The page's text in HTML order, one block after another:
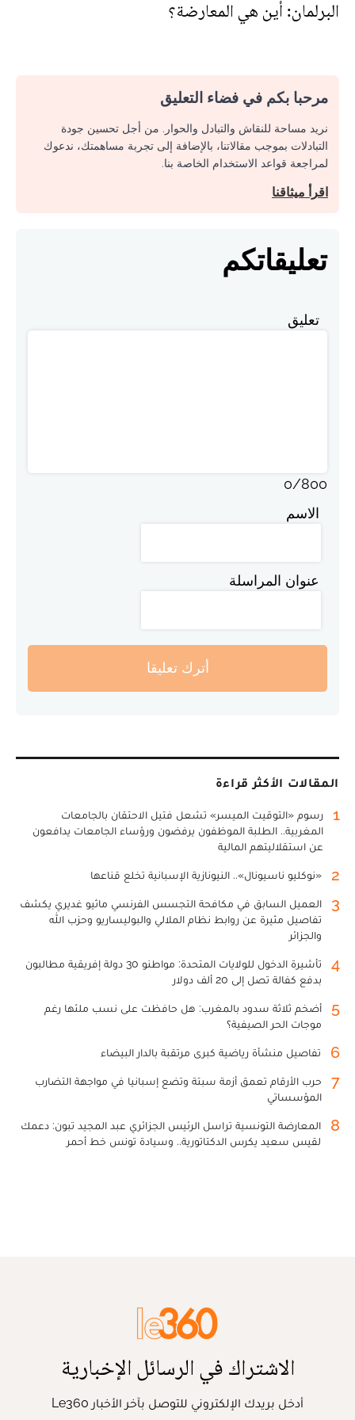
البرلمان: أين هي المعارضة؟
مرحبا بكم في فضاء التعليق
نريد مساحة للنقاش والتبادل والحوار. من أجل تحسين جودة
التبادلات بموجب مقالاتنا، بالإضافة إلى تجربة مساهمتك، ندعوك
لمراجعة قواعد الاستخدام الخاصة بنا.
اقرأ ميثاقنا
تعليقاتكم
تعليق
0/800
الاسم
عنوان المراسلة
أترك تعليقا
المقالات الأكثر قراءة
1
رسوم «التوقيت الميسر» تشعل فتيل الاحتقان بالجامعات
المغربية.. الطلبة الموظفون يرفضون ورؤساء الجامعات يدافعون
عن استقلاليتهم المالية
2 «نوكليو ناسيونال».. النيونازية الإسبانية تخلع قناعها
3
العميل السابق في مكافحة التجسس الفرنسي ماثيو غديري يكشف
تفاصيل مثيرة عن روابط نظام الملالي والبوليساريو وحزب الله
والجزائر
4
تأشيرة الدخول للولايات المتحدة: مواطنو 30 دولة إفريقية مطالبون
بدفع كفالة تصل إلى 20 ألف دولار
5
أضخم ثلاثة سدود بالمغرب: هل حافظت على نسب ملئها رغم
موجات الحر الصيفية؟
6 تفاصيل منشأة رياضية كبرى مرتقبة بالدار البيضاء
7
حرب الأرقام تعمق أزمة سبتة وتضع إسبانيا في مواجهة التضارب
المؤسساتي
8
المعارضة التونسية تراسل الرئيس الجزائري عبد المجيد تبون: دعمك
لقيس سعيد يكرس الدكتاتورية.. وسيادة تونس خط أحمر
الاشتراك في الرسائل الإخبارية
أدخل بريدك الإلكتروني للتوصل بآخر الأخبار Le360